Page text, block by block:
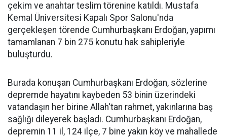
çekim ve anahtar teslim törenine katıldı. Mustafa
Kemal Üniversitesi Kapalı Spor Salonu'nda
gerçekleşen törende Cumhurbaşkanı Erdoğan, yapımı
tamamlanan 7 bin 275 konutu hak sahipleriyle
buluşturdu.
Burada konuşan Cumhurbaşkanı Erdoğan, sözlerine
depremde hayatını kaybeden 53 binin üzerindeki
vatandaşın her birine Allah'tan rahmet, yakınlarına baş
sağlığı dileyerek başladı. Cumhurbaşkanı Erdoğan,
depremin 11 il, 124 ilçe, 7 bine yakın köy ve mahallede